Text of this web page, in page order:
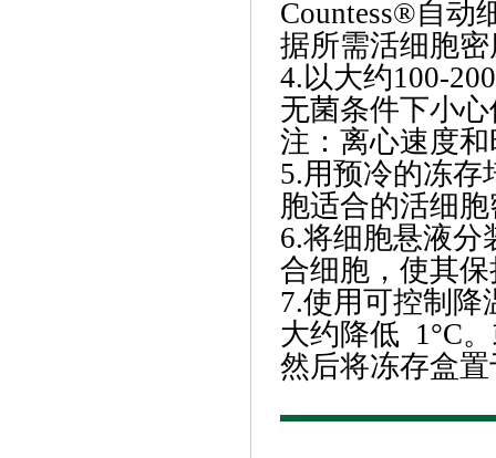
Countess®自动
据所需活细胞
4.以大约100-
无菌条件下小
注：离心速度
5.用预冷的冻存
胞适合的活细
6.将细胞悬液分
合细胞，使其
7.使用可控制降
大约降低 1°C
然后将冻存盒